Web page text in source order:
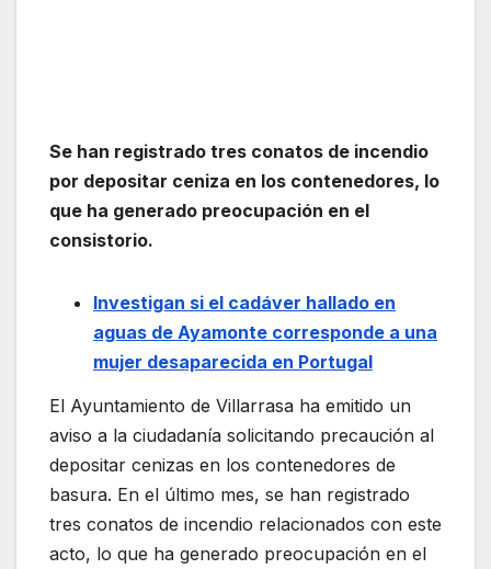
Se han registrado tres conatos de incendio
por depositar ceniza en los contenedores, lo
que ha generado preocupación en el
consistorio.
Investigan si el cadáver hallado en
aguas de Ayamonte corresponde a una
mujer desaparecida en Portugal
El Ayuntamiento de Villarrasa ha emitido un
aviso a la ciudadanía solicitando precaución al
depositar cenizas en los contenedores de
basura. En el último mes, se han registrado
tres conatos de incendio relacionados con este
acto, lo que ha generado preocupación en el